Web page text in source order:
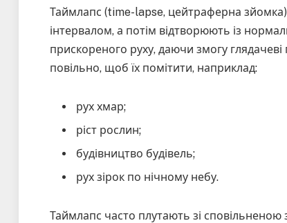
Таймлапс (time-lapse, цейтраферна зйомка)
інтервалом, а потім відтворюють із
прискореного руху, даючи змогу
повільно, щоб їх помітити, наприклад:
рух хмар;
ріст рослин;
будівництво будівель;
рух зірок по нічному небу.
Таймлапс часто плутають зі сповільненою